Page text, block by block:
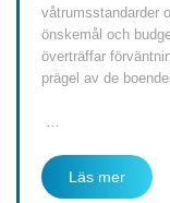
våtrumsstandarder
önskemål och
överträffar
prägel av de
…
Läs mer